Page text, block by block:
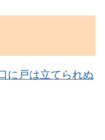
に戸は立てられぬ